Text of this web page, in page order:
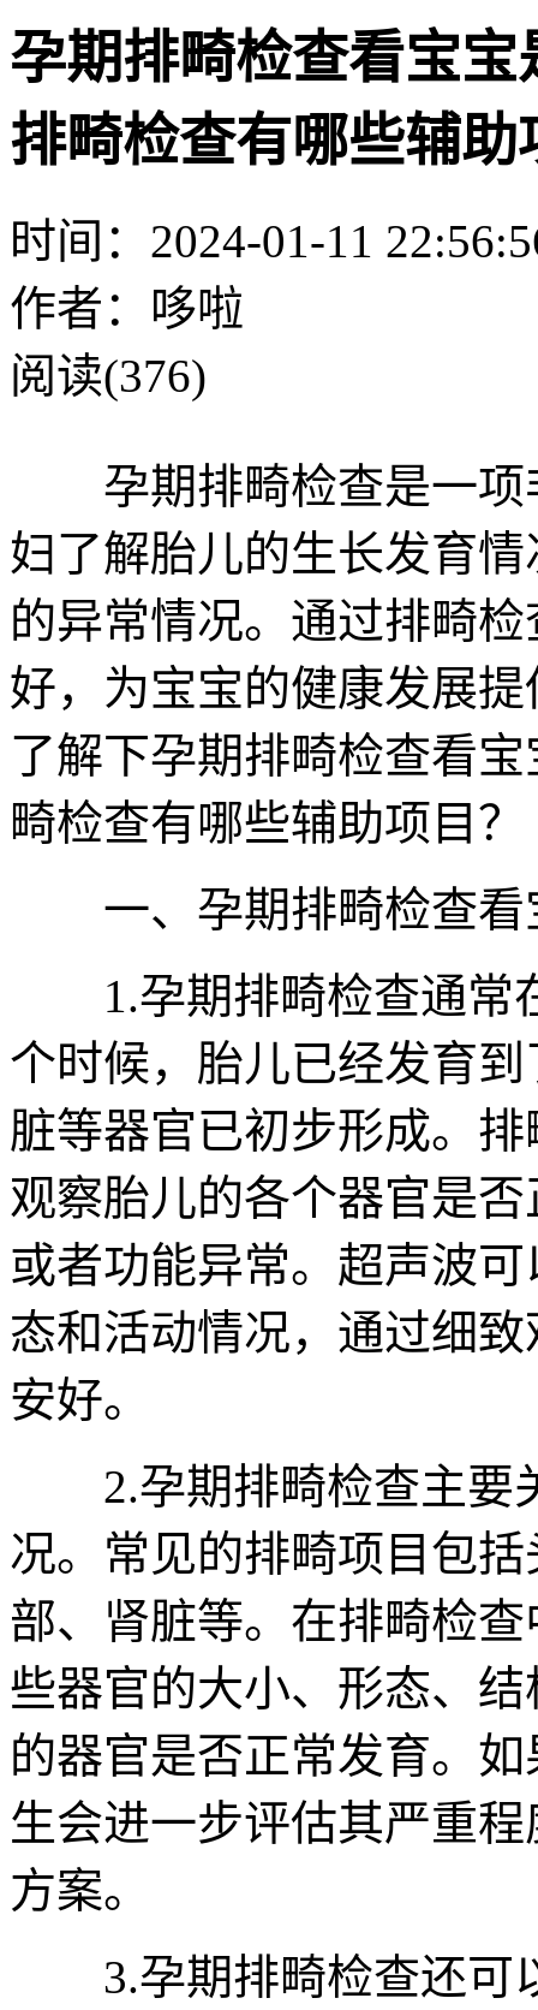
孕期排畸检查看宝
排畸检查有哪些辅助
时间：2024-01-11
作者：哆啦
阅读(376)
孕期排畸检查是一项
妇了解胎儿的生长发育
的异常情况。通过排畸
好，为宝宝的健康发展
了解下孕期排畸检查看
畸检查有哪些辅助项目？
一、孕期排畸检查看
1.孕期排畸检查通常
个时候，胎儿已经发育
脏等器官已初步形成。
观察胎儿的各个器官是
或者功能异常。超声波
态和活动情况，通过细
安好。
2.孕期排畸检查主要
况。常见的排畸项目包
部、肾脏等。在排畸检
些器官的大小、形态、
的器官是否正常发育。
生会进一步评估其严重
方案。
3.孕期排畸检查还可